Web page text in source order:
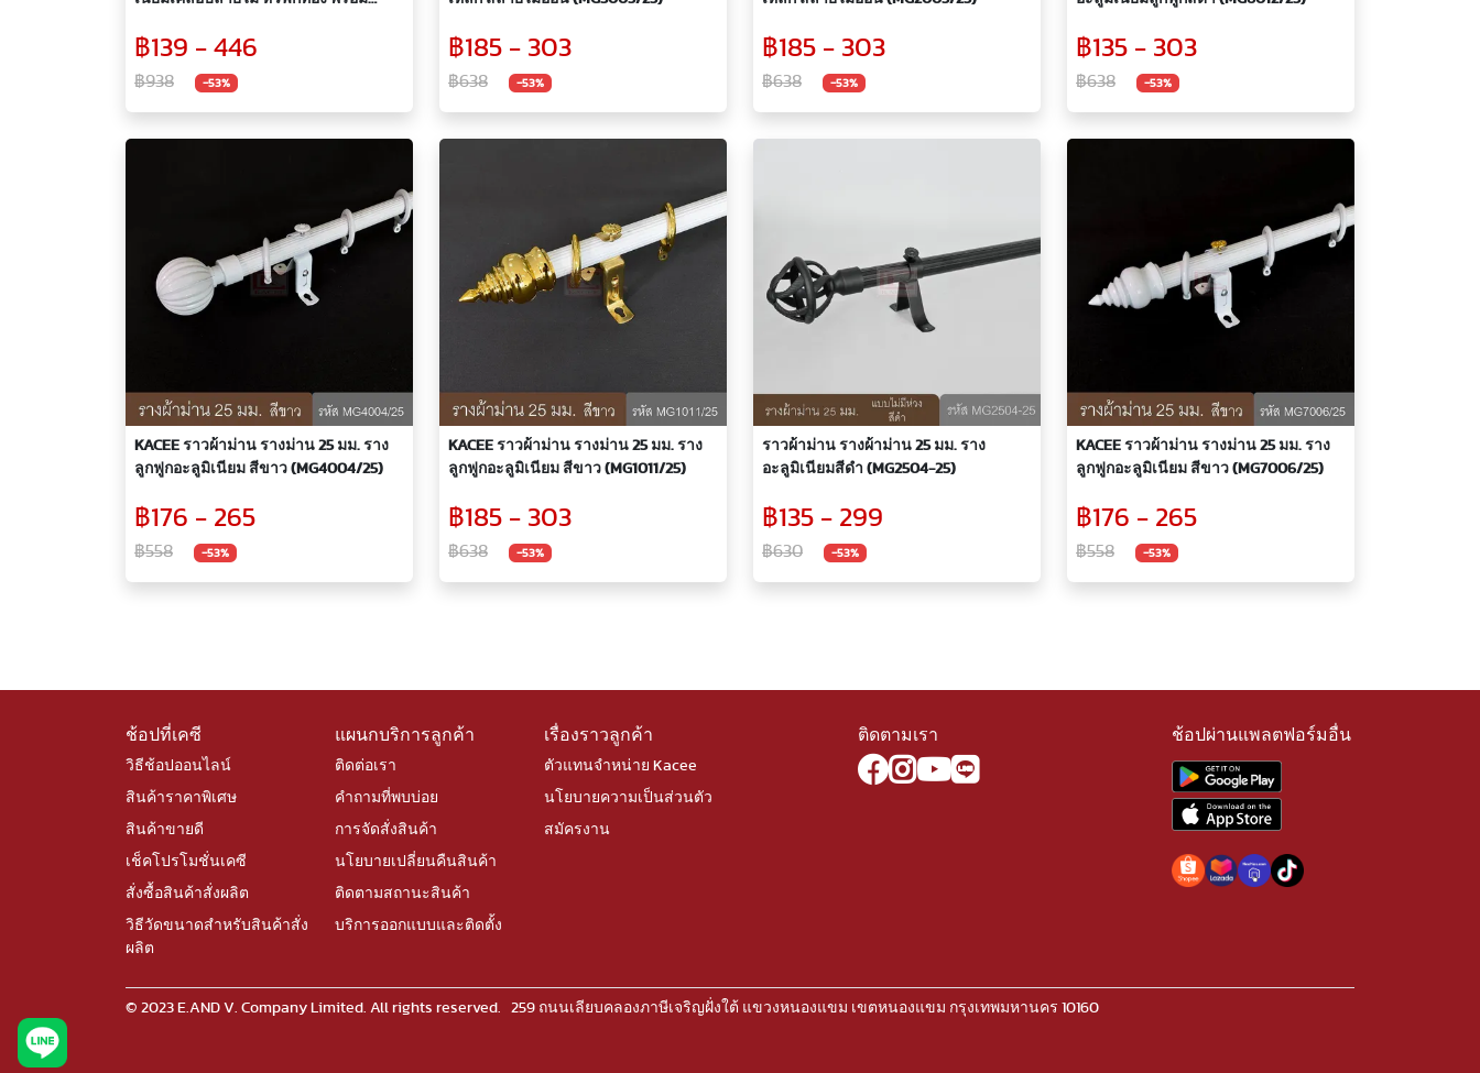
฿139 - 446
฿938 -53%
฿185 - 303
฿638 -53%
฿185 - 303
฿638 -53%
฿135 - 303
฿638 -53%
KACEE ราวผ้าม่าน รางม่าน 25 มม. ราง
ลูกฟูกอะลูมิเนียม สีขาว (MG4004/25)
฿176 - 265
฿558 -53%
KACEE ราวผ้าม่าน รางม่าน 25 มม. ราง
ลูกฟูกอะลูมิเนียม สีขาว (MG1011/25)
฿185 - 303
฿638 -53%
ราวผ้าม่าน รางผ้าม่าน 25 มม. ราง
อะลูมิเนียมสีดำ (MG2504-25)
฿135 - 299
฿630 -53%
KACEE ราวผ้าม่าน รางม่าน 25 มม. ราง
ลูกฟูกอะลูมิเนียม สีขาว (MG7006/25)
฿176 - 265
฿558 -53%
ช้อปที่เคซี
วิธีช้อปออนไลน์
สินค้าราคาพิเศษ
สินค้าขายดี
เช็คโปรโมชั่นเคซี
สั่งซื้อสินค้าสั่งผลิต
วิธีวัดขนาดสำหรับสินค้าสั่ง
ผลิต
แผนกบริการลูกค้า
ติดต่อเรา
คำถามที่พบบ่อย
การจัดสั่งสินค้า
นโยบายเปลี่ยนคืนสินค้า
ติดตามสถานะสินค้า
บริการออกแบบและติดตั้ง
เรื่องราวลูกค้า
ตัวแทนจำหน่าย Kacee
นโยบายความเป็นส่วนตัว
สมัครงาน
ติดตามเรา ช้อปผ่านแพลตฟอร์มอื่น
© 2023 E.AND V. Company Limited. All rights reserved. 259 ถนนเลียบคลองภาษีเจริญฝั่งใต้ แขวงหนองแขม เขตหนองแขม กรุงเทพมหานคร 10160